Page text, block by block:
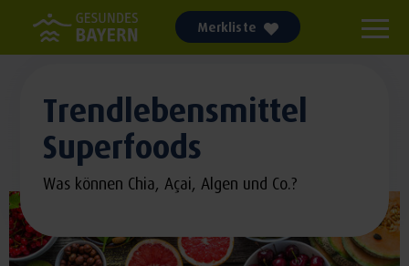
Merkliste
Trendlebensmittel
Superfoods
Was können Chia, Açai, Algen und Co.?